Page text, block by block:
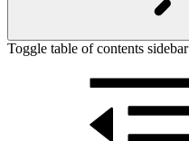
Toggle table of contents sidebar